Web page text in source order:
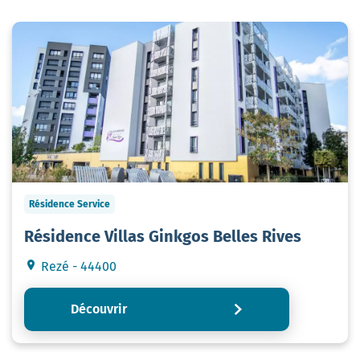
Résidence Service
Résidence Villas Ginkgos Belles Rives
Rezé - 44400
Découvrir